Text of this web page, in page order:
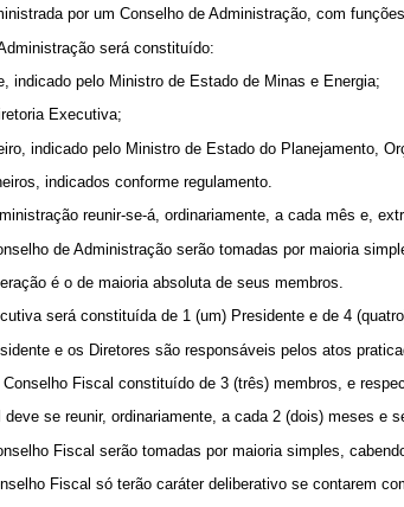
por um Conselho de Administração, com
será constituído:
indicado pelo Ministro de Estado de Minas e Energia;
Executiva;
indicado pelo Ministro de Estado do Planejamento,
indicados conforme regulamento.
reunir-se-á, ordinariamente, a cada mês e,
de Administração serão tomadas por maioria
é o de maioria absoluta de seus membros.
será constituída de 1 (um) Presidente e de 4
e os Diretores são responsáveis pelos atos
Fiscal constituído de 3 (três) membros, e
deve se reunir, ordinariamente, a cada 2 (dois) meses e
Fiscal serão tomadas por maioria simples,
Fiscal só terão caráter deliberativo se contarem